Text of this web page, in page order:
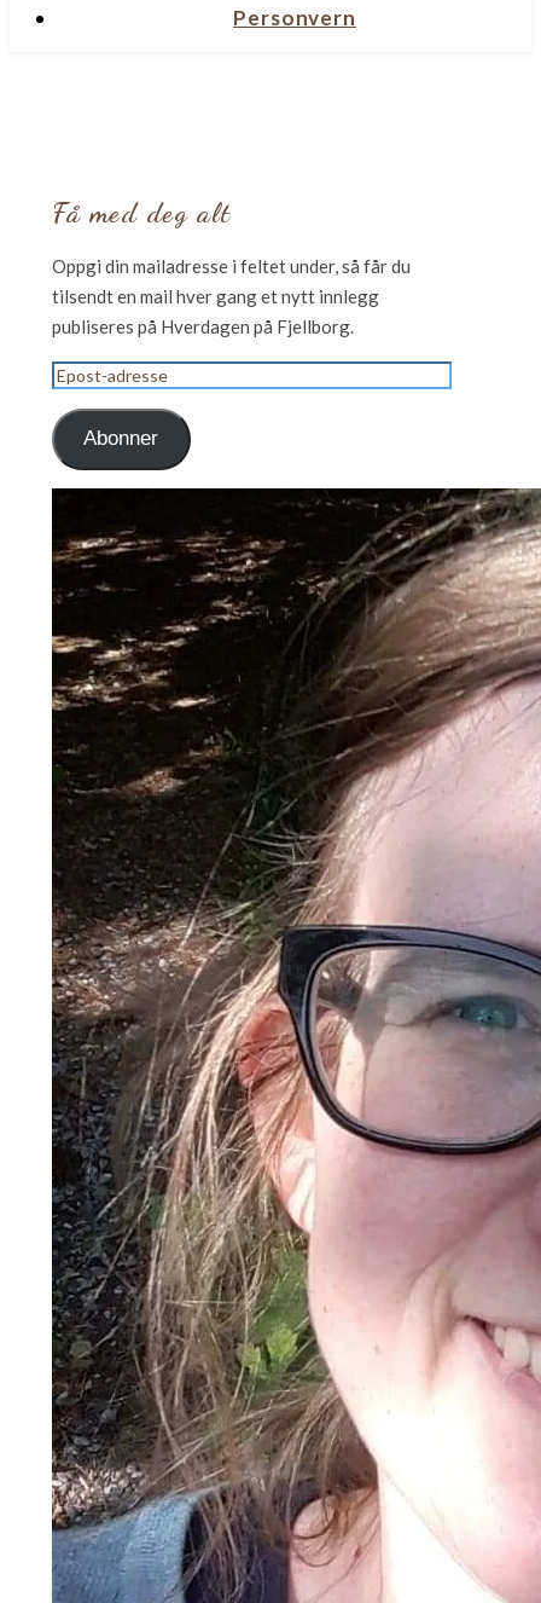
Personvern
Få med deg alt
Oppgi din mailadresse i feltet under, så får du
tilsendt en mail hver gang et nytt innlegg
publiseres på Hverdagen på Fjellborg.
Epost-
adresse
Abonner